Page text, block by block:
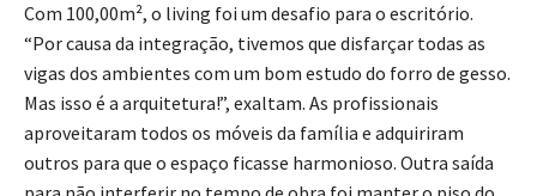
Com 100,00m², o living foi um desafio para o escritório.
“Por causa da integração, tivemos que disfarçar todas as
vigas dos ambientes com um bom estudo do forro de gesso.
Mas isso é a arquitetura!”, exaltam. As profissionais
aproveitaram todos os móveis da família e adquiriram
outros para que o espaço ficasse harmonioso. Outra saída